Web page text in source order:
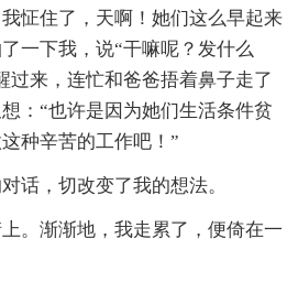
怔住了，天啊！她们这么早起来
一下我，说“干嘛呢？发什么
过来，连忙和爸爸捂着鼻子走了
：“也许是因为她们生活条件贫
种辛苦的工作吧！”
，切改变了我的想法。
渐渐地，我走累了，便倚在一